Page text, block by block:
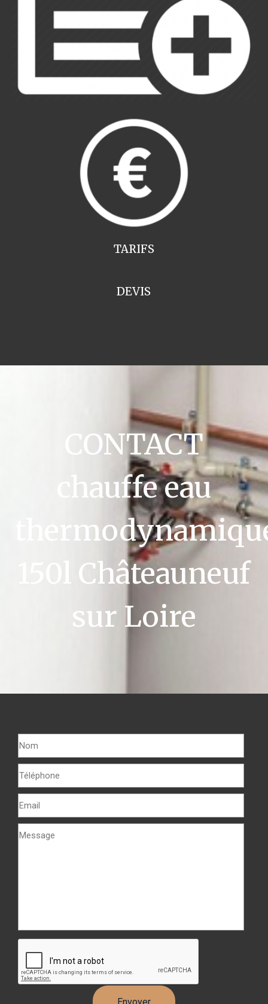
TARIFS
DEVIS
CONTACT
chauffe eau
150l Châteauneuf
sur Loire